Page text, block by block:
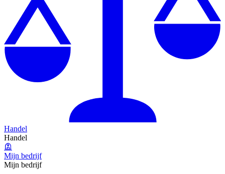
Handel
Handel
Mijn bedrijf
Mijn bedrijf